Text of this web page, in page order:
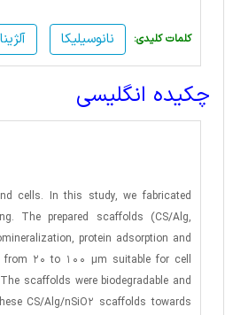
نانوسیلیکا :کلمات کلیدی
چکیده انگلیسی
cells. In this study, we fabricated
The prepared scaffolds (CS/Alg,
protein adsorption and
from 20 to 100 μm suitable for cell
scaffolds were biodegradable and
CS/Alg/nSiO2 scaffolds towards